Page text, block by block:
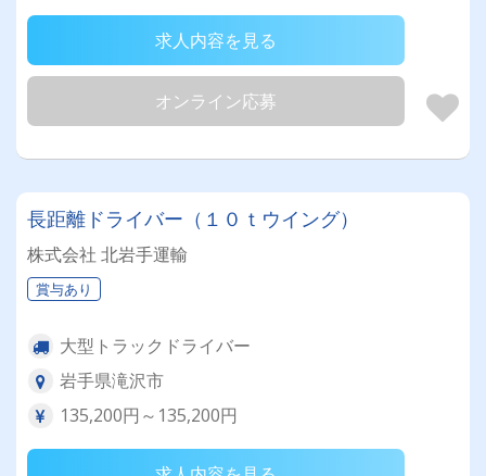
求人内容を見る
オンライン応募
長距離ドライバー（１０ｔウイング）
株式会社 北岩手運輸
賞与あり
大型トラックドライバー
岩手県滝沢市
135,200円～135,200円